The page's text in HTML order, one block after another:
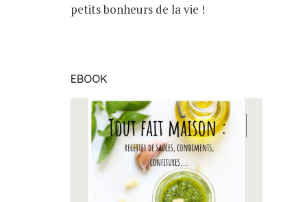
petits bonheurs de la vie !
EBOOK